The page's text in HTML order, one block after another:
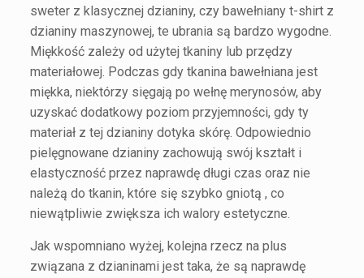
sweter z klasycznej dzianiny, czy bawełniany t-shirt z
dzianiny maszynowej, te ubrania są bardzo wygodne.
Miękkość zależy od użytej tkaniny lub przędzy
materiałowej. Podczas gdy tkanina bawełniana jest
miękka, niektórzy sięgają po wełnę merynosów, aby
uzyskać dodatkowy poziom przyjemności, gdy ty
materiał z tej dzianiny dotyka skórę. Odpowiednio
pielęgnowane dzianiny zachowują swój kształt i
elastyczność przez naprawdę długi czas oraz nie
należą do tkanin, które się szybko gniotą , co
niewątpliwie zwiększa ich walory estetyczne.
Jak wspomniano wyżej, kolejna rzecz na plus
związana z dzianinami jest taka, że są naprawdę